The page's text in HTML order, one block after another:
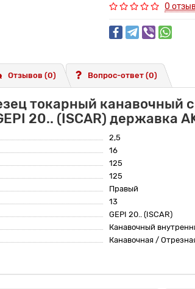
0
Отзывов (0) Вопрос-ответ (0)
токарный канавочный
20.. (ISCAR) державка
2,5
16
125
125
Правый
13
GEPI 20.. (ISCAR)
Канавочный
Канавочная /